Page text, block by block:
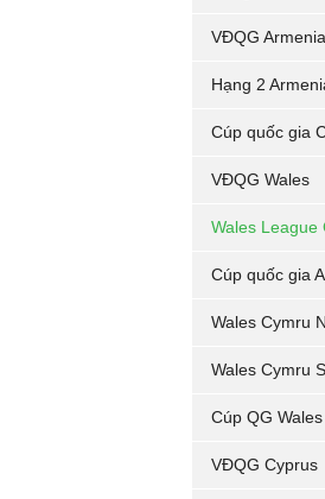
VĐQG Armenia
Hạng 2
Cúp quốc gia
VĐQG Wales
Wales League
Cúp quốc gia
Wales Cymru
Wales Cymru
Cúp QG Wales
VĐQG Cyprus